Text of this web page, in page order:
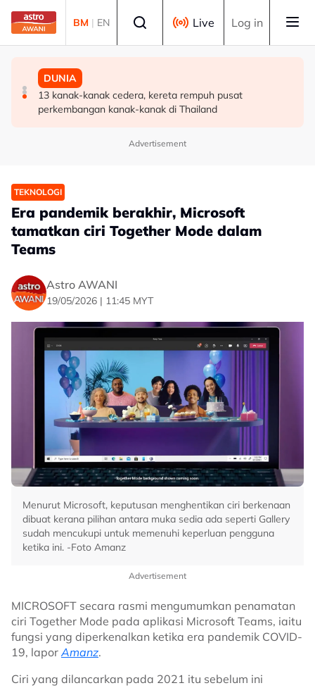
Skip to main content
BM | EN Live Log in
BISNES
Malaysia perlu perkukuh ekosistem pembiayaan bantu
syarikat tempatan berkembang -- Amir Hamzah
POLITIK
'Pas perlu fikir lebih mendalam jika letak Ahmad Zahid
calon 'poster boy' PRU16' - Aktivis
DUNIA
13 kanak-kanak cedera, kereta rempuh pusat
perkembangan kanak-kanak di Thailand
Advertisement
TEKNOLOGI
Era pandemik berakhir, Microsoft
tamatkan ciri Together Mode dalam
Teams
Astro AWANI
19/05/2026 | 11:45 MYT
Menurut Microsoft, keputusan menghentikan ciri berkenaan
dibuat kerana pilihan antara muka sedia ada seperti Gallery
sudah mencukupi untuk memenuhi keperluan pengguna
ketika ini. -Foto Amanz
Advertisement
MICROSOFT secara rasmi mengumumkan penamatan
ciri Together Mode pada aplikasi Microsoft Teams, iaitu
fungsi yang diperkenalkan ketika era pandemik COVID-
19, laporAmanz.
Ciri yang dilancarkan pada 2021 itu sebelum ini